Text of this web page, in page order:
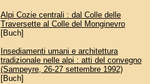
Alpi Cozie centrali : dal Colle delle
Traversette al Colle del Monginevro
[Buch]
Insediamenti umani e architettura
tradizionale nelle alpi : atti del convegno
(Sampeyre, 26-27 settembre 1992)
[Buch]